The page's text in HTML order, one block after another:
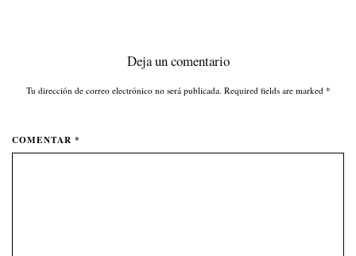
Deja un comentario
Tu dirección de correo electrónico no será publicada. Required fields are marked *
COMENTAR *